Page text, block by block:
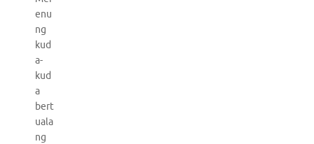
enu
ng
kud
a-
kud
a
bert
uala
ng